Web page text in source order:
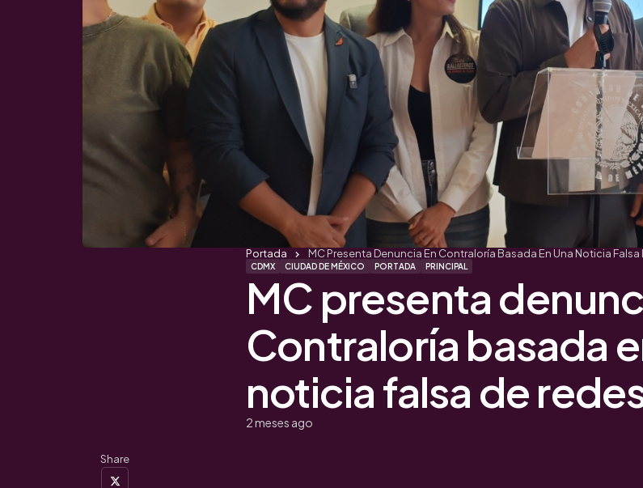
CDMX CIUDAD DE MÉXICO PORTADA PRINCIPAL
MC presenta
Contraloría basada
noticia falsa de
2 meses ago
Portada MC Presenta Denuncia En Contraloría Basada En Una Noticia Falsa
Share